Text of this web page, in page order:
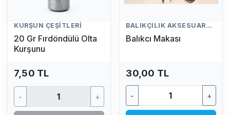
KURŞUN ÇEŞITLERI
20 Gr Fırdöndülü Olta
Kurşunu
7,50 TL
- +
BALIKÇILIK AKSESUARLARI
Balıkcı Makası
30,00 TL
- +